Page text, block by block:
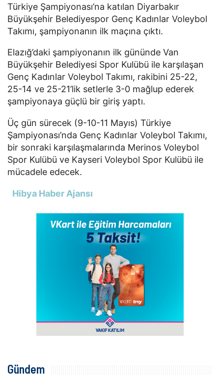
Türkiye Şampiyonası’na katılan Diyarbakır
Büyükşehir Belediyespor Genç Kadınlar Voleybol
Takımı, şampiyonanın ilk maçına çıktı.
Elazığ’daki şampiyonanın ilk gününde Van
Büyükşehir Belediyesi Spor Kulübü ile karşılaşan
Genç Kadınlar Voleybol Takımı, rakibini 25-22,
25-14 ve 25-21’lik setlerle 3-0 mağlup ederek
şampiyonaya güçlü bir giriş yaptı.
Üç gün sürecek (9-10-11 Mayıs) Türkiye
Şampiyonası’nda Genç Kadınlar Voleybol Takımı,
bir sonraki karşılaşmalarında Merinos Voleybol
Spor Kulübü ve Kayseri Voleybol Spor Kulübü ile
mücadele edecek.
Hibya Haber Ajansı
Gündem